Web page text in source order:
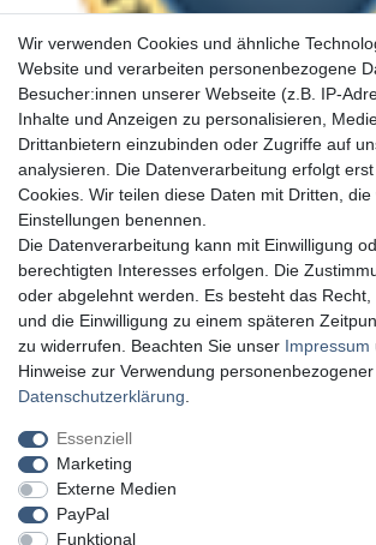
Wir verwenden Cookies und ähnliche
Website und verarbeiten personenbezogene
Besucher:innen unserer Webseite (z.B. IP-
Inhalte und Anzeigen zu personalisieren,
Drittanbietern einzubinden oder Zugriffe auf
analysieren. Die Datenverarbeitung erfolgt
Cookies. Wir teilen diese Daten mit Dritten, die
Einstellungen benennen.
Die Datenverarbeitung kann mit Einwilligung
berechtigten Interesses erfolgen. Die
oder abgelehnt werden. Es besteht das Recht,
und die Einwilligung zu einem späteren
zu widerrufen. Beachten Sie unser Impressum
Hinweise zur Verwendung
Daten­schutz­erklärung
Essenziell
Marketing
Externe Medien
PayPal
Funktional